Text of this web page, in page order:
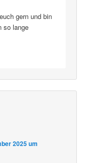
gern und bin
so lange
2025 um